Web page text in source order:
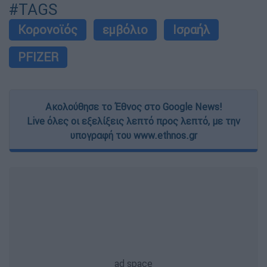
#TAGS
Κορονοϊός εμβόλιο
Ισραήλ
PFIZER
Ακολούθησε το Έθνος στο Google News!
Live όλες οι εξελίξεις λεπτό προς λεπτό, με την
υπογραφή του www.ethnos.gr